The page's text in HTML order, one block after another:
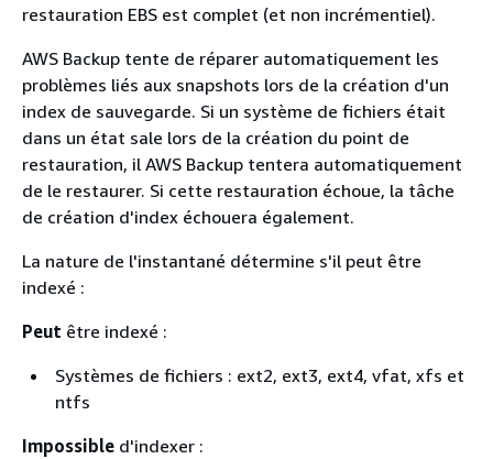
restauration EBS est complet (et non incrémentiel).
AWS Backup tente de réparer automatiquement les
problèmes liés aux snapshots lors de la création d'un
index de sauvegarde. Si un système de fichiers était
dans un état sale lors de la création du point de
restauration, il AWS Backup tentera automatiquement
de le restaurer. Si cette restauration échoue, la tâche
de création d'index échouera également.
La nature de l'instantané détermine s'il peut être
indexé :
Peut être indexé :
Systèmes de fichiers : ext2, ext3, ext4, vfat, xfs et
ntfs
Impossible d'indexer :